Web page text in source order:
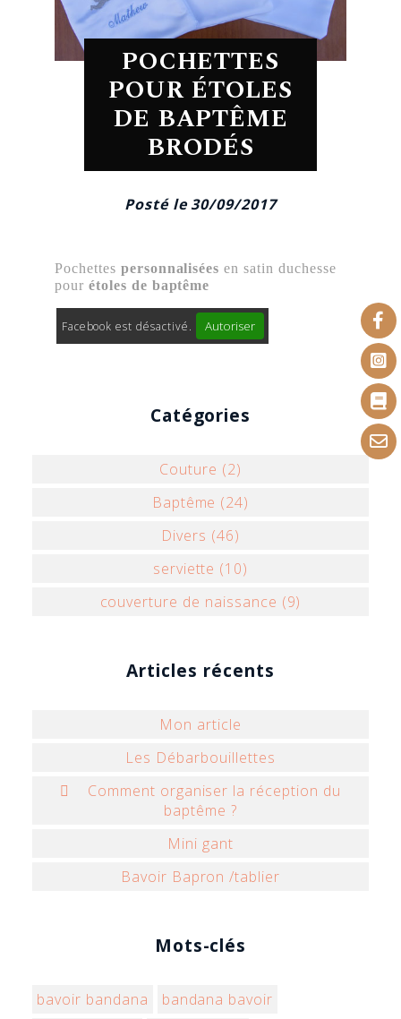
POCHETTES
POUR ÉTOLES
DE BAPTÊME
BRODÉS
Posté le 30/09/2017
Pochettes personnalisées en satin duchesse
pourétoles de baptême
Facebook est désactivé. Autoriser
Catégories
Couture (2)
Baptême (24)
Divers (46)
serviette (10)
couverture de naissance (9)
Articles récents
Mon article
Les Débarbouillettes
 Comment organiser la réception du
baptême ?
Mini gant
Bavoir Bapron /tablier
Mots-clés
bavoir bandana
bandana bavoir